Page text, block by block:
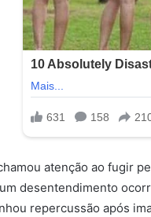
atenção ao fugir
desentendimento
repercussão após